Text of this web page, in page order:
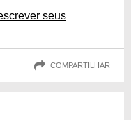
seus
COMPARTILHAR